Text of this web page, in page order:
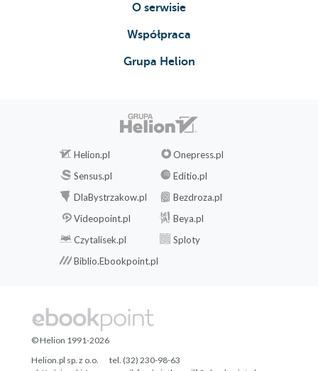
O serwisie
Współpraca
Grupa Helion
Helion.pl
Onepress.pl
Sensus.pl
Editio.pl
DlaBystrzakow.pl
Bezdroza.pl
Videopoint.pl
Beya.pl
Czytalisek.pl
Sploty
Biblio.Ebookpoint.pl
© Helion 1991-2026
Helion.pl sp. z o.o.
tel. (32) 230-98-63